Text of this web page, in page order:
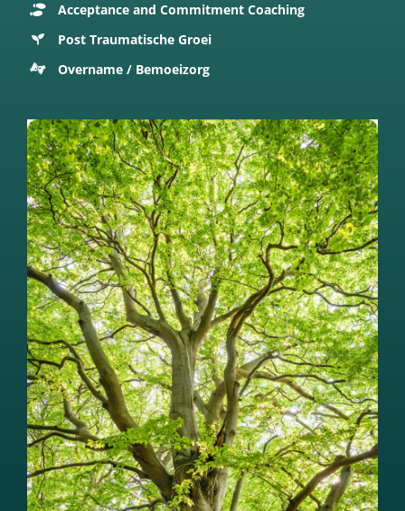
Acceptance and Commitment Coaching
Post Traumatische Groei
Overname / Bemoeizorg